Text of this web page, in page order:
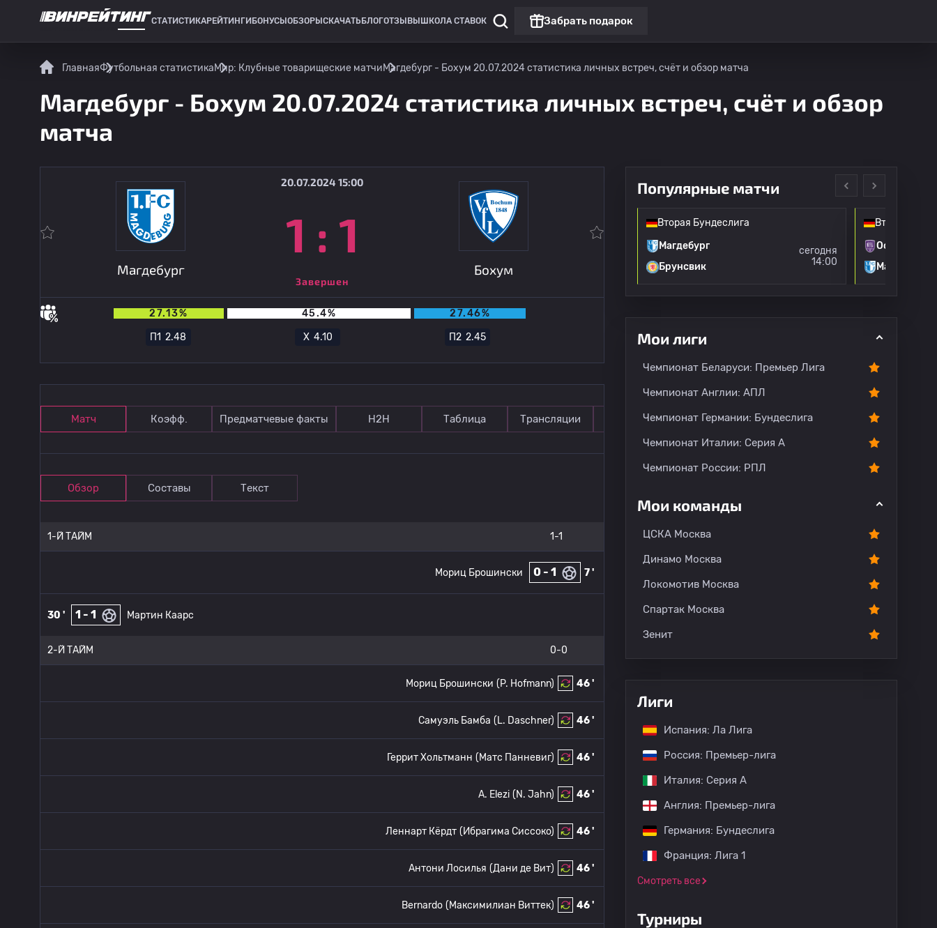
СТАТИСТИКАРЕЙТИНГИ БОНУСЫ ОБЗОРЫ СКАЧАТЬ БЛОГОТЗЫВЫ ШКОЛА СТАВОК Забрать подарок
ГлавнаяФутбольная статистикаМир: Клубные товарищеские матчиМагдебург - Бохум 20.07.2024 статистика личных встреч, счёт и обзор матча
Магдебург - Бохум 20.07.2024 статистика личных встреч, счёт и обзор
матча
Магдебург
20.07.2024 15:00
1 : 1
Завершен
Бохум
27.13% 45.4%
27.46%
П12.48 Х 4.10 П22.45
Матч Коэфф. Предматчевые факты Н2Н Таблица Трансляции Прогноз Комментарии
Обзор Составы Текст
1-Й ТАЙМ 1-1
7 '
0 - 1
Мориц Брошински
30 ' 1 - 1 Мартин Каарс
2-Й ТАЙМ 0-0
46 '
(P. Hofmann)
Мориц Брошински
46 '
(L. Daschner)
Самуэль Бамба
46 '
(Матс Панневиг)
Геррит Хольтманн
46 '
(N. Jahn)
A. Elezi
46 '
(Ибрагима Сиссоко)
Леннарт Кёрдт
46 '
(Дани де Вит)
Антони Лосилья
46 '
(Максимилиан Виттек)
Bernardo
Популярные матчи
Вторая Бундеслига
Вторая Бундеслига
Магдебург
Брунсвик
сегодня
14:00
Вторая
Оснабрюк
Магдебург
Мои лиги
Чемпионат Беларуси: Премьер Лига
Чемпионат Англии: АПЛ
Чемпионат Германии: Бундеслига
Чемпионат Италии: Серия А
Чемпионат России: РПЛ
Мои команды
ЦСКА Москва
Динамо Москва
Локомотив Москва
Спартак Москва
Зенит
Лиги
Испания: Ла Лига
Россия: Премьер-лига
Италия: Серия А
Англия: Премьер-лига
Германия: Бундеслига
Франция: Лига 1
Смотреть все
Турниры